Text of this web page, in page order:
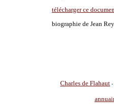
télécharger ce
biographie de Jean
Charles de Flahaut -